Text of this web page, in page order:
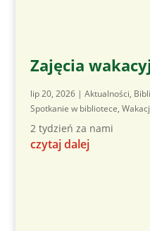
Zajęcia
lip 20, 2026| Aktualności,
Spotkanie w bibliotece,
2 tydzień za nami
czytaj dalej